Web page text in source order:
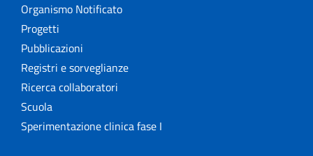
Organismo Notificato
Progetti
Pubblicazioni
Registri e sorveglianze
Ricerca collaboratori
Scuola
Sperimentazione clinica fase I